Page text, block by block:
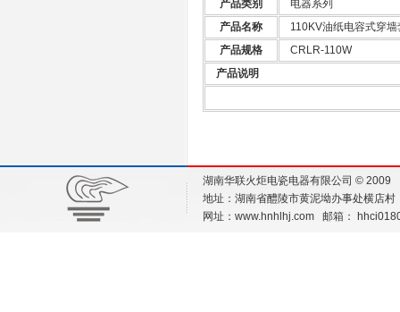
产品类别
电器系列
产品名称
110KV油纸电容式穿墙
产品规格
CRLR-110W
产品说明
湖南华联火炬电瓷电器有限公司 ©
地址：湖南省醴陵市黄泥坳办事处横店
网址： www.hnhlhj.com 邮箱：